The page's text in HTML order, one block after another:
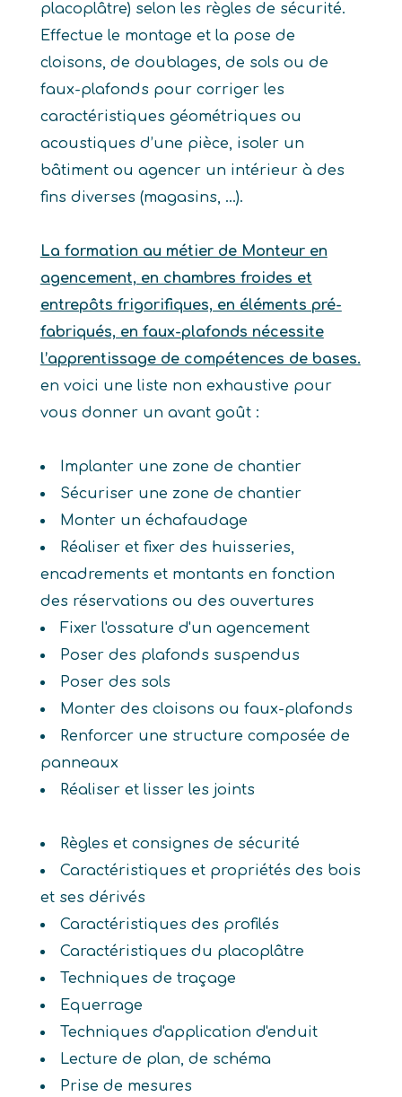
placoplâtre) selon les règles de sécurité.
Effectue le montage et la pose de
cloisons, de doublages, de sols ou de
faux-plafonds pour corriger les
caractéristiques géométriques ou
acoustiques d’une pièce, isoler un
bâtiment ou agencer un intérieur à des
fins diverses (magasins, …).
La formation au métier de Monteur en
agencement, en chambres froides et
entrepôts frigorifiques, en éléments pré-
fabriqués, en faux-plafonds nécessite
l’apprentissage de compétences de bases.
en voici une liste non exhaustive pour
vous donner un avant goût :
Implanter une zone de chantier
Sécuriser une zone de chantier
Monter un échafaudage
Réaliser et fixer des huisseries,
encadrements et montants en fonction
des réservations ou des ouvertures
Fixer l'ossature d'un agencement
Poser des plafonds suspendus
Poser des sols
Monter des cloisons ou faux-plafonds
Renforcer une structure composée de
panneaux
Réaliser et lisser les joints
Règles et consignes de sécurité
Caractéristiques et propriétés des bois
et ses dérivés
Caractéristiques des profilés
Caractéristiques du placoplâtre
Techniques de traçage
Equerrage
Techniques d'application d'enduit
Lecture de plan, de schéma
Prise de mesures